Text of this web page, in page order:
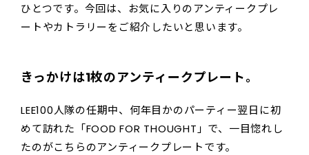
ひとつです。今回は、お気に入りのアンティークプレ
ートやカトラリーをご紹介したいと思います。
きっかけは1枚のアンティークプレート。
LEE100人隊の任期中、何年目かのパーティー翌日に初
めて訪れた「FOOD FOR THOUGHT」で、一目惚れし
たのがこちらのアンティークプレートです。